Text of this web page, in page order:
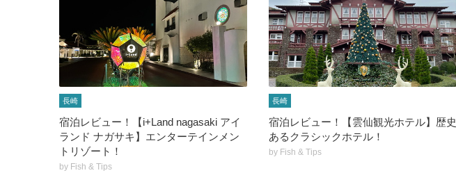
長崎
宿泊レビュー！【i+Land nagasaki アイ
ランド ナガサキ】エンターテインメン
トリゾート！
by Fish & Tips
長崎
宿泊レビュー！【雲仙観光ホテル】歴史
あるクラシックホテル！
by Fish & Tips